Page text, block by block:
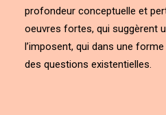
profondeur conceptuelle et
oeuvres fortes, qui suggèrent
l’imposent, qui dans une
des questions existentielles.